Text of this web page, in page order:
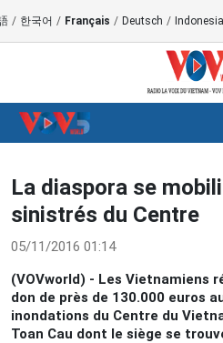
/ 한국어 / Français / Deutsch / Indonesia
La diaspora se
sinistrés du Centre
05/11/2016 01:14
(VOVworld) - Les Vietnamiens
don de près de 130.000 euros
inondations du Centre du
Toan Cau dont le siège se